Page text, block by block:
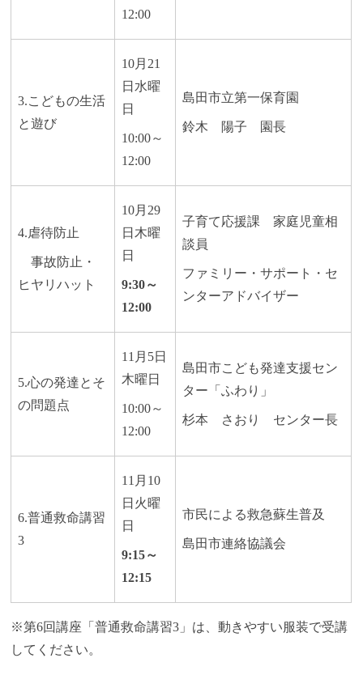
12:00
3.こどもの生活
と遊び
10月21
日水曜
日
10:00～
12:00
島田市立第一保育園
鈴木 陽子 園長
4.虐待防止
事故防止・
ヒヤリハット
10月29
日木曜
日
9:30～
12:00
子育て応援課 家庭児童相
談員
ファミリー・サポート・セ
ンターアドバイザー
5.心の発達とそ
の問題点
11月5日
木曜日
10:00～
12:00
島田市こども発達支援セン
ター「ふわり」
杉本 さおり センター長
6.普通救命講習
3
11月10
日火曜
日
9:15～
12:15
市民による救急蘇生普及
島田市連絡協議会
※第6回講座「普通救命講習3」は、動きやすい服装で受講
してください。